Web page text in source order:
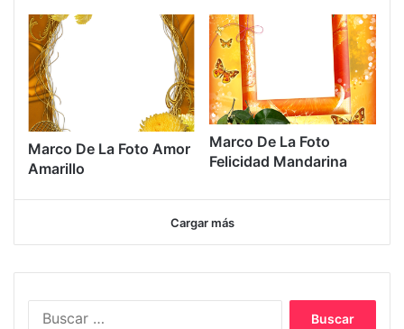
Marco De La Foto Amor
Amarillo
Marco De La Foto
Felicidad Mandarina
Cargar más